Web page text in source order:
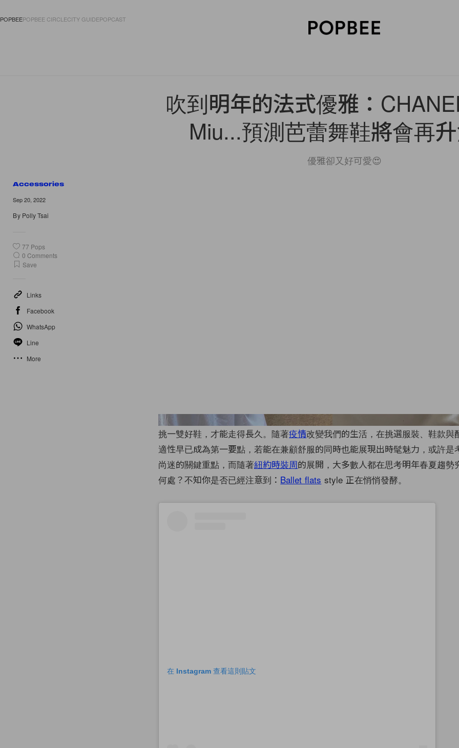
POPBEEPOPBEE CIRCLECITY GUIDEPOPCAST
吹到明年的法式優雅：
Miu...預測芭蕾舞鞋將會再升
優雅卻又好可愛😍
Accessories
Sep 20, 2022
By Polly Tsai
77 Pops
0 Comments
Save
Links
Facebook
WhatsApp
Line
More
Images from
挑一雙好鞋，才能走得長久。隨著疫情改變我們的生活，在挑選服裝、鞋款與
適性早已成為第一要點，若能在兼顧舒服的同時也能展現出時髦魅力，或許是
尚迷的關鍵重點，而隨著紐約時裝周的展開，大多數人都在思考明年春夏趨勢
何處？不知你是否已經注意到： Ballet flats style 正在悄悄發酵。
在 Instagram 查看這則貼文